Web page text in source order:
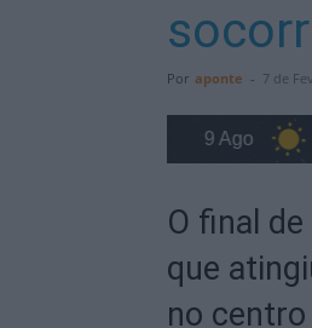
Por aponte - 7 de
32°C
O final
que
no